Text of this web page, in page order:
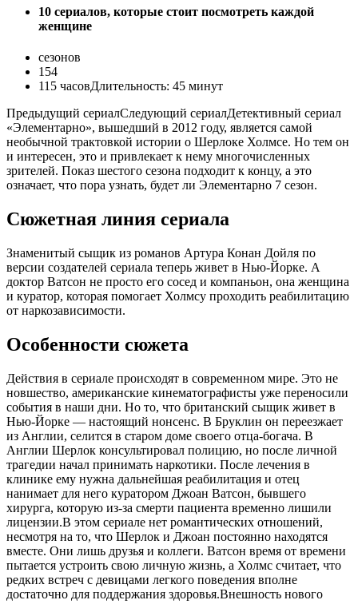
10 сериалов, которые стоит посмотреть каждой
женщине
сезонов
154
115 часовДлительность: 45 минут
Предыдущий сериалСледующий сериалДетективный сериал
«Элементарно», вышедший в 2012 году, является самой
необычной трактовкой истории о Шерлоке Холмсе. Но тем он
и интересен, это и привлекает к нему многочисленных
зрителей. Показ шестого сезона подходит к концу, а это
означает, что пора узнать, будет ли Элементарно 7 сезон.
Сюжетная линия сериала
Знаменитый сыщик из романов Артура Конан Дойля по
версии создателей сериала теперь живет в Нью-Йорке. А
доктор Ватсон не просто его сосед и компаньон, она женщина
и куратор, которая помогает Холмсу проходить реабилитацию
от наркозависимости.
Особенности сюжета
Действия в сериале происходят в современном мире. Это не
новшество, американские кинематографисты уже переносили
события в наши дни. Но то, что британский сыщик живет в
Нью-Йорке — настоящий нонсенс. В Бруклин он переезжает
из Англии, селится в старом доме своего отца-богача. В
Англии Шерлок консультировал полицию, но после личной
трагедии начал принимать наркотики. После лечения в
клинике ему нужна дальнейшая реабилитация и отец
нанимает для него куратором Джоан Ватсон, бывшего
хирурга, которую из-за смерти пациента временно лишили
лицензии.В этом сериале нет романтических отношений,
несмотря на то, что Шерлок и Джоан постоянно находятся
вместе. Они лишь друзья и коллеги. Ватсон время от времени
пытается устроить свою личную жизнь, а Холмс считает, что
редких встреч с девицами легкого поведения вполне
достаточно для поддержания здоровья.Внешность нового